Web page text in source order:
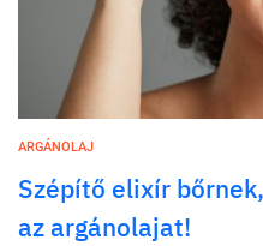
ARGÁNOLAJ
Szépítő elixír
az argánolajat!